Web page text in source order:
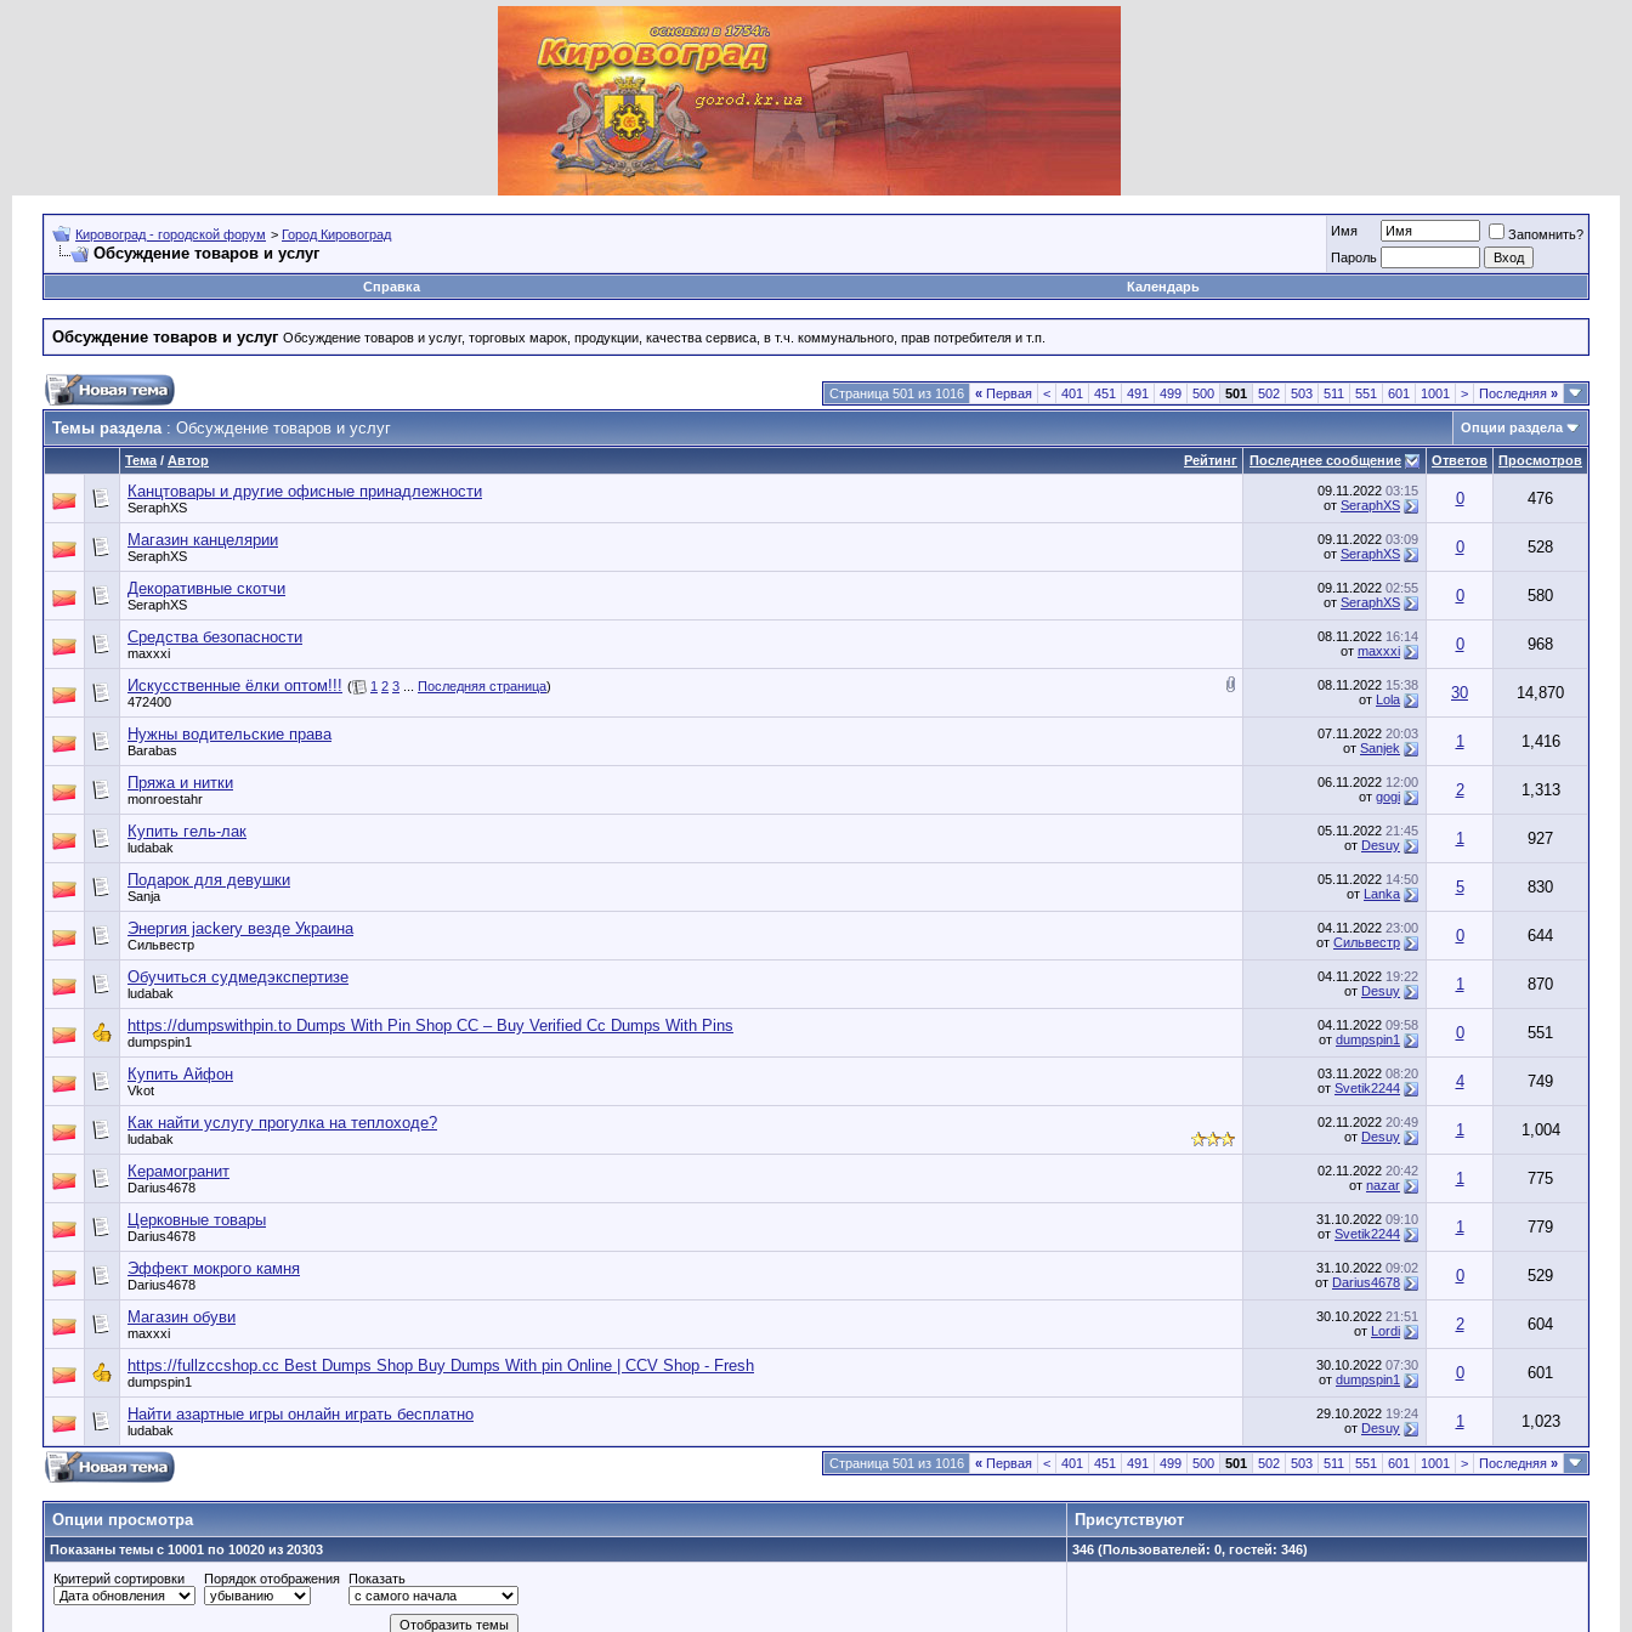
Кировоград - городской форум > Город Кировоград
Обсуждение товаров и услуг
Имя
Запомнить?
Пароль
Справка
Календарь
Обсуждение товаров и услуг Обсуждение товаров и услуг, торговых марок, продукции, качества сервиса, в т.ч. коммунального, прав потребителя и т.п.
Страница 501 из 1016 « Первая < 401 451 491 499 500 501 502 503 511 551 601 1001 > Последняя »
Темы раздела: Обсуждение товаров и услуг Опции раздела
Рейтинг
Тема / Автор Последнее сообщение Ответов Просмотров
Канцтовары и другие офисные принадлежности
SeraphXS
09.11.2022 03:15
от SeraphXS 0 476
Магазин канцелярии
SeraphXS
09.11.2022 03:09
от SeraphXS 0 528
Декоративные скотчи
SeraphXS
09.11.2022 02:55
от SeraphXS 0 580
Средства безопасности
maxxxi
08.11.2022 16:14
от maxxxi 0 968
Искусственные ёлки оптом!!! ( 1 2 3 Последняя страница)
472400
08.11.2022 15:38
от Lola 30 14,870
Нужны водительские права
Barabas
07.11.2022 20:03
от Sanjek 1 1,416
Пряжа и нитки
monroestahr
06.11.2022 12:00
от gogi 2 1,313
Купить гель-лак
ludabak
05.11.2022 21:45
от Desuy 1 927
Подарок для девушки
Sanja
05.11.2022 14:50
от Lanka 5 830
Энергия jackery везде Украина
Сильвестр
04.11.2022 23:00
от Сильвестр 0 644
Обучиться судмедэкспертизе
ludabak
04.11.2022 19:22
от Desuy 1 870
https://dumpswithpin.to Dumps With Pin Shop CC – Buy Verified Cc Dumps With Pins
dumpspin1
04.11.2022 09:58
от dumpspin1 0 551
Купить Айфон
Vkot
03.11.2022 08:20
от Svetik2244 4 749
Как найти услугу прогулка на теплоходе?
ludabak
02.11.2022 20:49
от Desuy 1 1,004
Керамогранит
Darius4678
02.11.2022 20:42
от nazar 1 775
Церковные товары
Darius4678
31.10.2022 09:10
от Svetik2244 1 779
Эффект мокрого камня
Darius4678
31.10.2022 09:02
от Darius4678 0 529
Магазин обуви
maxxxi
30.10.2022 21:51
от Lordi 2 604
https://fullzccshop.cc Best Dumps Shop Buy Dumps With pin Online | CCV Shop - Fresh
dumpspin1
30.10.2022 07:30
от dumpspin1 0 601
Найти азартные игры онлайн играть бесплатно
ludabak
29.10.2022 19:24
от Desuy 1 1,023
Страница 501 из 1016 « Первая < 401 451 491 499 500 501 502 503 511 551 601 1001 > Последняя »
Опции просмотра Присутствуют
Показаны темы с 10001 по 10020 из 20303
346 (Пользователей: 0, гостей: 346)
Критерий сортировки
Порядок отображения Показать